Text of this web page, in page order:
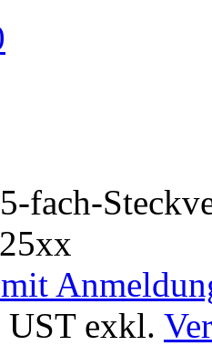
fach-
UST exkl.